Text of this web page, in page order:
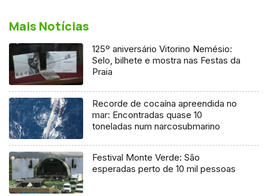
Mais Notícias
125º aniversário Vitorino Nemésio:
Selo, bilhete e mostra nas Festas da
Praia
Recorde de cocaína apreendida no
mar: Encontradas quase 10
toneladas num narcosubmarino
Festival Monte Verde: São
esperadas perto de 10 mil pessoas